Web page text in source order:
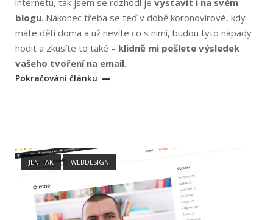
internetu, tak jsem se rozhodl je vystavit i na svém
blogu. Nakonec třeba se teď v době koronovirové, kdy
máte děti doma a už nevíte co s nimi, budou tyto nápady
hodit a zkusíte to také – klidně mi pošlete výsledek
vašeho tvoření na email.
Pokračování článku
JEN TAK WEBDESIGN
Open post